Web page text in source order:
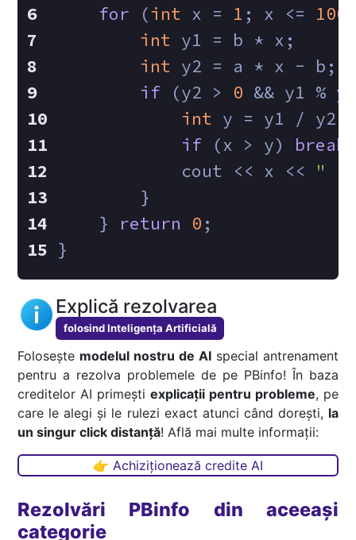
for (int x = 1 ; x <=
int y1 = b * x;
int y2 = a * x - b;
if (y2 > 0 && y1 %
int y = y1 / y2;
if (x > y) break
            cout << x <<
" "
        }
    }
return 0 ;
}
Explică rezolvarea
folosind Inteligența Artificială
Folosește modelul nostru de AIspecial antrenament
pentru a rezolva problemele de pe PBinfo! În baza
creditelor AI primești explicații pentru probleme, pe
care le alegi și le rulezi exact atunci când dorești, la
un singur click distanță! Află mai multe informații:
👉 Achiziționează credite AI
Rezolvări PBinfo din aceeași
categorie